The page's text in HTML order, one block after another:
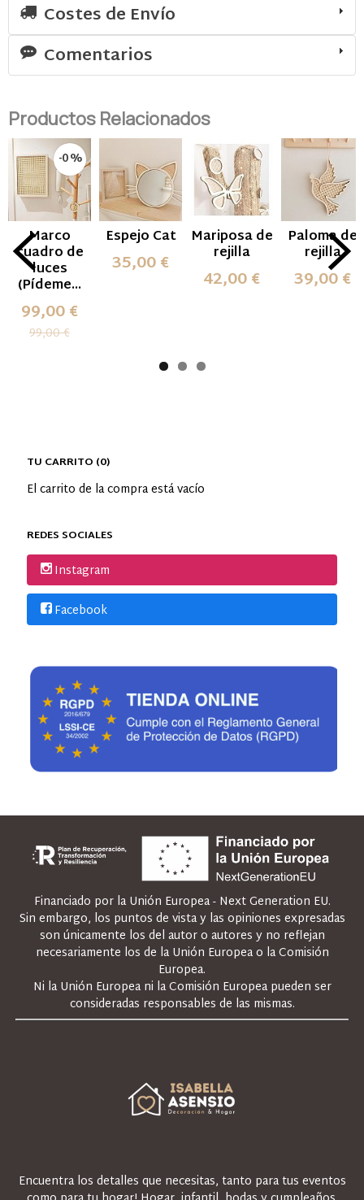
TU CARRITO (0)
El carrito de la compra está vacío
REDES SOCIALES
Instagram
Facebook
Costes de Envío
Comentarios
Productos Relacionados
-0 %
Marco
cuadro de
luces
(Pídeme...
99,00 €
99,00 €
Espejo Cat
35,00 €
Mariposa de
rejilla
42,00 €
Paloma de
rejilla
39,00 €
Financiado por la Unión Europea - Next Generation EU.
Sin embargo, los puntos de vista y las opiniones expresadas
son únicamente los del autor o autores y no reflejan
necesariamente los de la Unión Europea o la Comisión
Europea.
Ni la Unión Europea ni la Comisión Europea pueden ser
consideradas responsables de las mismas.
Encuentra los detalles que necesitas, tanto para tus eventos